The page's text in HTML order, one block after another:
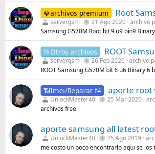
💎archivos premium Root
servergsm 21 Ago 2020 archivo
Samsung G570M Root bit 9 u9 bin9
📂Otros archivos ROOT
servergsm 26 Feb 2020 archivo
ROOT Samsung G570M bit 6 u6 Binary 6
📶Imei/Reparar f4 aporte root
UnlockMaster40 25 Mar 2020
archivos free
aporte samsung all latest
UnlockMaster40 25 Ago 2019
me costo un poco encontrarlo aqui se